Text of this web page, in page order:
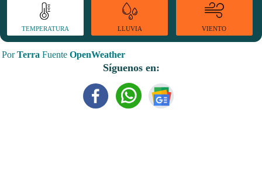
TEMPERATURA LLUVIA VIENTO
PorTerra Fuente OpenWeather
Síguenos en: